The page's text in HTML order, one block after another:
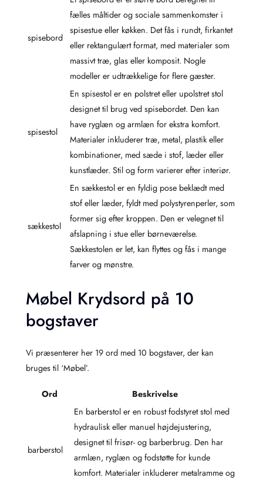
spisebord
fælles måltider og sociale sammenkomster i
spisestue eller køkken. Det fås i rundt, firkantet
eller rektangulært format, med materialer som
massivt træ, glas eller komposit. Nogle
modeller er udtrækkelige for flere gæster.
spisestol
En spisestol er en polstret eller upolstret stol
designet til brug ved spisebordet. Den kan
have ryglæn og armlæn for ekstra komfort.
Materialer inkluderer træ, metal, plastik eller
kombinationer, med sæde i stof, læder eller
kunstlæder. Stil og form varierer efter interiør.
sækkestol
En sækkestol er en fyldig pose beklædt med
stof eller læder, fyldt med polystyrenperler, som
former sig efter kroppen. Den er velegnet til
afslapning i stue eller børneværelse.
Sækkestolen er let, kan flyttes og fås i mange
farver og mønstre.
Møbel Krydsord på 10
bogstaver
Vi præsenterer her 19 ord med 10 bogstaver, der kan
bruges til ‘Møbel’.
Ord Beskrivelse
barberstol
En barberstol er en robust fodstyret stol med
hydraulisk eller manuel højdejustering,
designet til frisør- og barberbrug. Den har
armlæn, ryglæn og fodstøtte for kunde
komfort. Materialer inkluderer metalramme og